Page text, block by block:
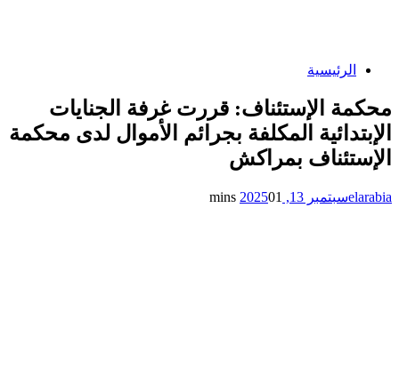
الرئيسية
محكمة الإستئناف: قررت غرفة الجنايات
الإبتدائية المكلفة بجرائم الأموال لدى محكمة
الإستئناف بمراكش
elarabiaسبتمبر 13, 2025 01 mins